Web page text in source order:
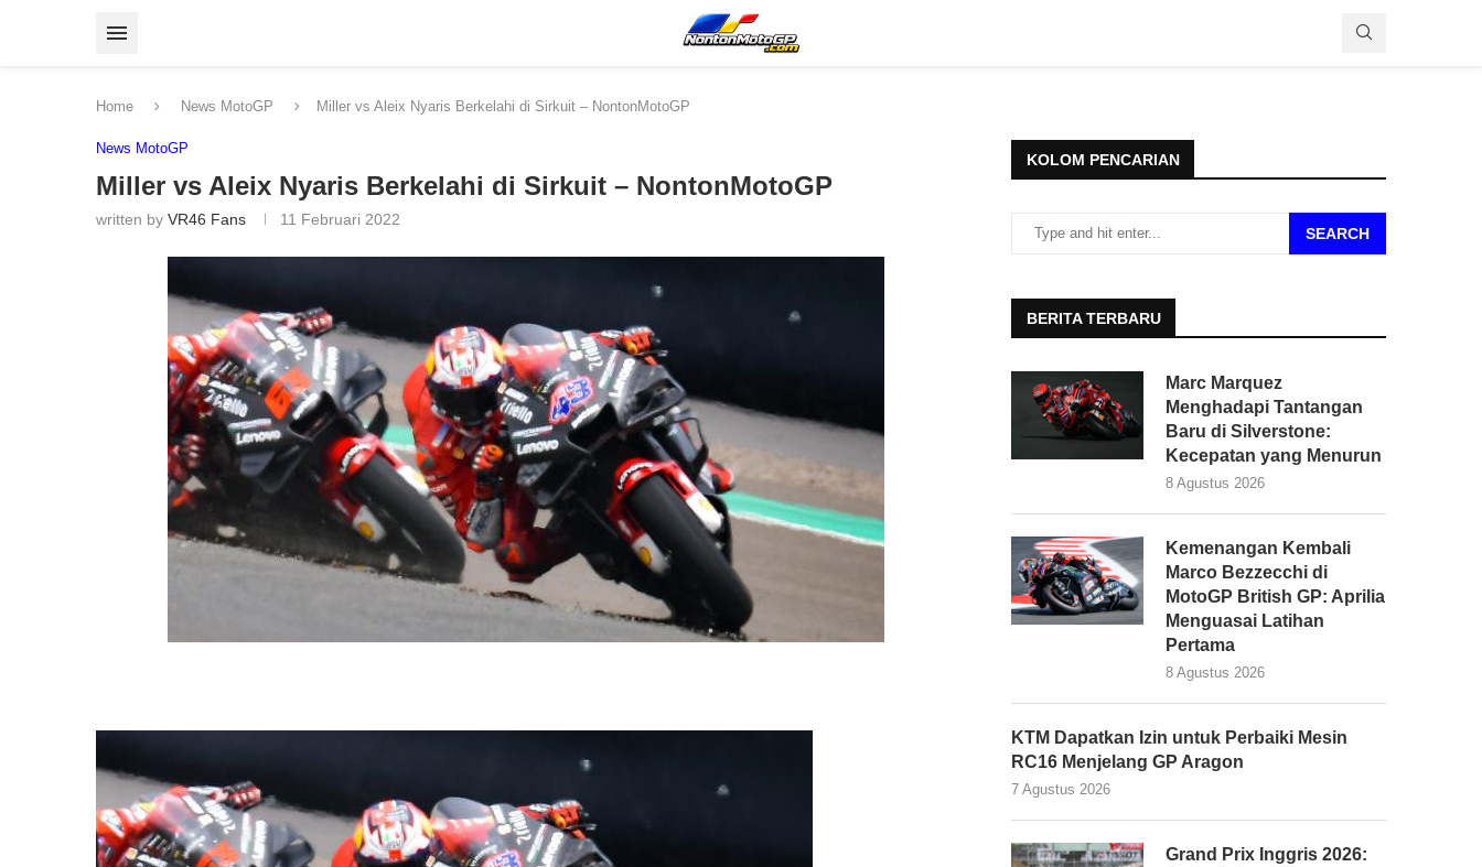
Home News MotoGP Miller vs Aleix Nyaris Berkelahi di Sirkuit – NontonMotoGP
News MotoGP
Miller vs Aleix Nyaris Berkelahi di Sirkuit – NontonMotoGP
written by VR46 Fans 11 Februari 2022
KOLOM PENCARIAN
SEARCH
BERITA TERBARU
Marc Marquez
Menghadapi Tantangan
Baru di Silverstone:
Kecepatan yang Menurun
8 Agustus 2026
Kemenangan Kembali
Marco Bezzecchi di
MotoGP British GP: Aprilia
Menguasai Latihan
Pertama
8 Agustus 2026
KTM Dapatkan Izin untuk Perbaiki Mesin
RC16 Menjelang GP Aragon
7 Agustus 2026
Grand Prix Inggris 2026: